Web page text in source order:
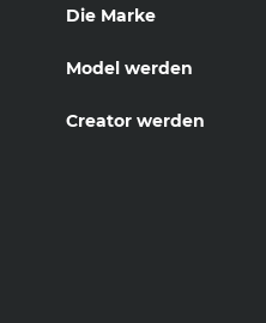
Die Marke
Model werden
Creator werden